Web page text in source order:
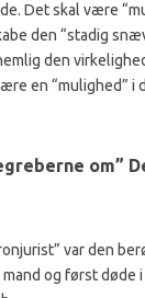
Det skal være
den “stadig
den
en “mulighed”
om”
var den
og først døde